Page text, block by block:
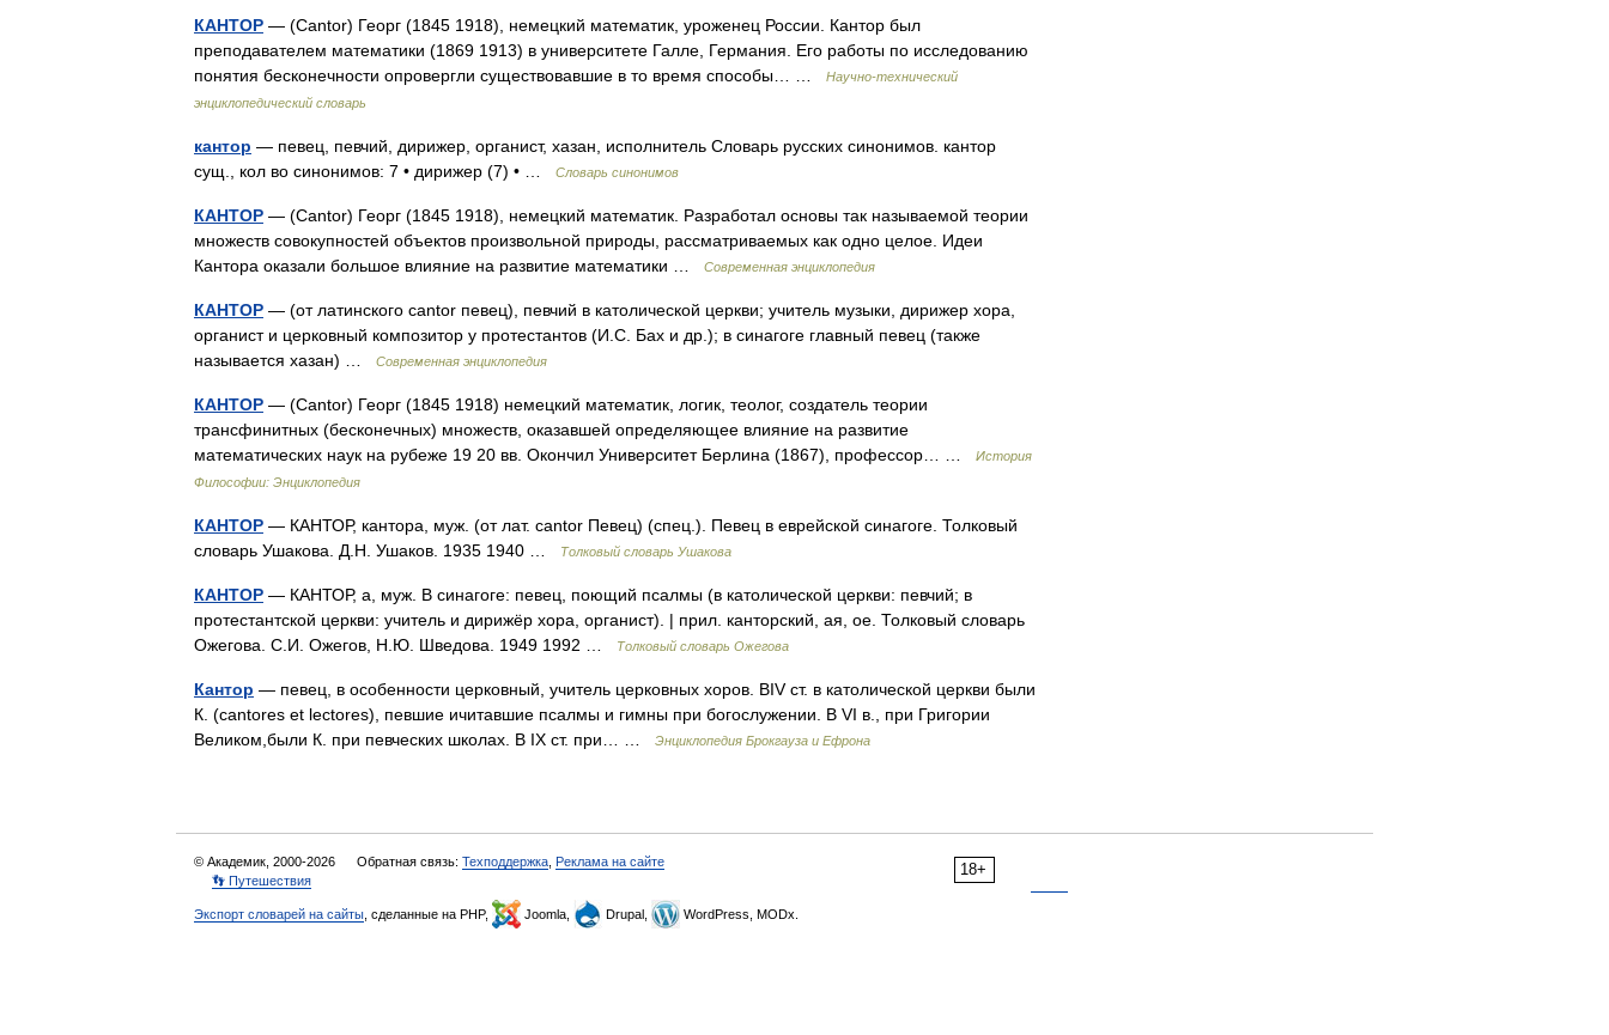
КАНТОР — (Cantor) Георг (1845 1918), немецкий математик, уроженец России. Кантор был
преподавателем математики (1869 1913) в университете Галле, Германия. Его работы по исследованию
понятия бесконечности опровергли существовавшие в то время способы… …
Научно-технический
энциклопедический словарь
кантор — певец, певчий, дирижер, органист, хазан, исполнитель Словарь русских синонимов. кантор
сущ., кол во синонимов: 7 • дирижер (7) • …
Словарь синонимов
КАНТОР — (Cantor) Георг (1845 1918), немецкий математик. Разработал основы так называемой теории
множеств совокупностей объектов произвольной природы, рассматриваемых как одно целое. Идеи
Кантора оказали большое влияние на развитие математики …
Современная энциклопедия
КАНТОР — (от латинского cantor певец), певчий в католической церкви; учитель музыки, дирижер хора,
органист и церковный композитор у протестантов (И.С. Бах и др.); в синагоге главный певец (также
называется хазан) …
Современная энциклопедия
КАНТОР — (Cantor) Георг (1845 1918) немецкий математик, логик, теолог, создатель теории
трансфинитных (бесконечных) множеств, оказавшей определяющее влияние на развитие
математических наук на рубеже 19 20 вв. Окончил Университет Берлина (1867), профессор… …
История
Философии: Энциклопедия
КАНТОР — КАНТОР, кантора, муж. (от лат. cantor Певец) (спец.). Певец в еврейской синагоге. Толковый
словарь Ушакова. Д.Н. Ушаков. 1935 1940 …
Толковый словарь Ушакова
КАНТОР — КАНТОР, а, муж. В синагоге: певец, поющий псалмы (в католической церкви: певчий; в
протестантской церкви: учитель и дирижёр хора, органист). | прил. канторский, ая, ое. Толковый словарь
Ожегова. С.И. Ожегов, Н.Ю. Шведова. 1949 1992 …
Толковый словарь Ожегова
Кантор — певец, в особенности церковный, учитель церковных хоров. ВIV ст. в католической церкви были
К. (cantores et lectores), певшие ичитавшие псалмы и гимны при богослужении. В VI в., при Григории
Великом,были К. при певческих школах. В IX ст. при… …
Энциклопедия Брокгауза и Ефрона
18+
© Академик, 2000-2026 Обратная связь: Техподдержка Реклама на сайте
👣 Путешествия
Экспорт словарей на сайты , сделанные на PHP, Joomla, Drupal, WordPress, MODx.